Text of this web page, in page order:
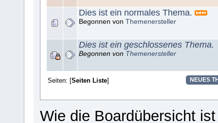
Dies ist ein normales Thema.
Begonnen von Themenersteller
Dies ist ein geschlossenes Thema.
Begonnen von Themenersteller
Seiten: [Seiten Liste] NEUES
Wie die Boardübersicht